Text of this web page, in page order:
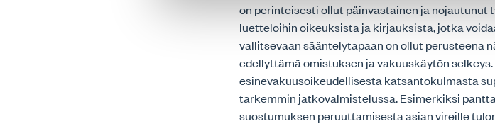
on perinteisesti ollut päinvastainen ja
luetteloihin oikeuksista ja kirjauksista, jotka
vallitsevaan sääntelytapaan on ollut perusteena
edellyttämä omistuksen ja vakuuskäytön
esinevakuusoikeudellisesta katsantokulmasta
tarkemmin jatkovalmistelussa. Esimerkiksi
suostumuksen peruuttamisesta asian vireille